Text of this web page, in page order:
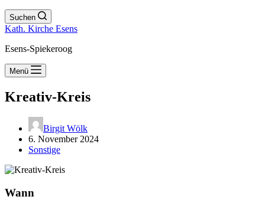
Suchen
Kath. Kirche Esens
Esens-Spiekeroog
Menü
Kreativ-Kreis
Birgit Wölk
6. November 2024
Sonstige
Wann